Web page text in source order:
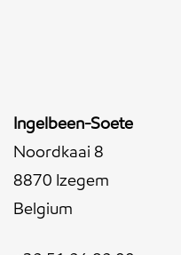
Ingelbeen-Soete
Noordkaai 8
8870 Izegem
Belgium